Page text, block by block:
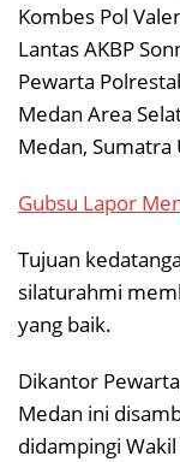
Kombes Pol
Lantas AKBP
Pewarta
Medan Area
Medan, Sumatra
Gubsu Lapor
Tujuan
silaturahmi
yang baik.
Dikantor
Medan ini
didampingi